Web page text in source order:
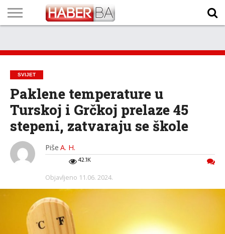
TECH
PROGRAM
PROGNOZA
PUTEVIMA
LISTA
NAMA
SVIJET
Paklene temperature u
Turskoj i Grčkoj prelaze 45
stepeni, zatvaraju se škole
Piše A. H.
42.1K
Objavljeno 11.06. 2024.